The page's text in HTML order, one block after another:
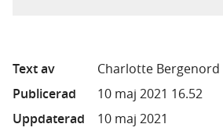
Text av
Charlotte Bergenord
Publicerad
10 maj 2021 16.52
Uppdaterad
10 maj 2021